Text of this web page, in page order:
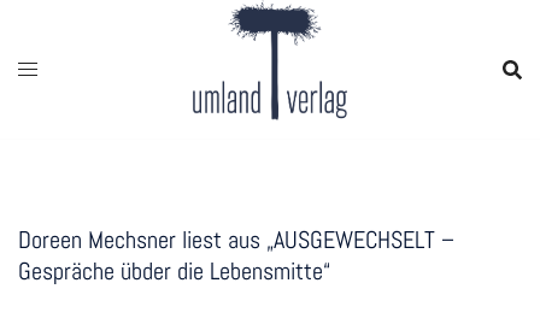
springen
Doreen Mechsner liest aus „AUSGEWECHSELT –
Gespräche übder die Lebensmitte“